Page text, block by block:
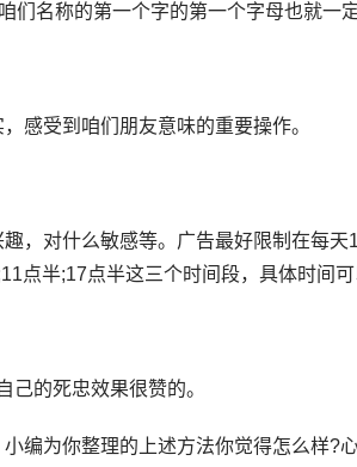
称的第一个字的第一个字母也就一
受到咱们朋友意味的重要操作。
对什么敏感等。广告最好限制在每天
点半;17点半这三个时间段，具体时间
的死忠效果很赞的。
为你整理的上述方法你觉得怎么样?